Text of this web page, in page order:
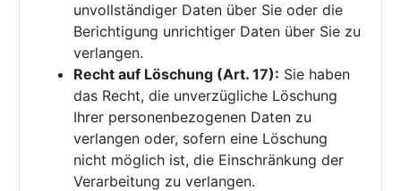
unvollständiger Daten über Sie oder die
Berichtigung unrichtiger Daten über Sie zu
verlangen.
Recht auf Löschung (Art. 17): Sie haben
das Recht, die unverzügliche Löschung
Ihrer personenbezogenen Daten zu
verlangen oder, sofern eine Löschung
nicht möglich ist, die Einschränkung der
Verarbeitung zu verlangen.